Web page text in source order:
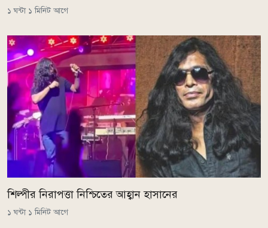
১ ঘন্টা ১ মিনিট আগে
শিল্পীর নিরাপত্তা নিশ্চিতের আহ্বান হাসানের
১ ঘন্টা ১ মিনিট আগে